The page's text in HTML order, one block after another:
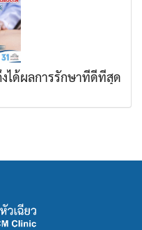
ได้ผลการรักษาที่ดีที่สุด